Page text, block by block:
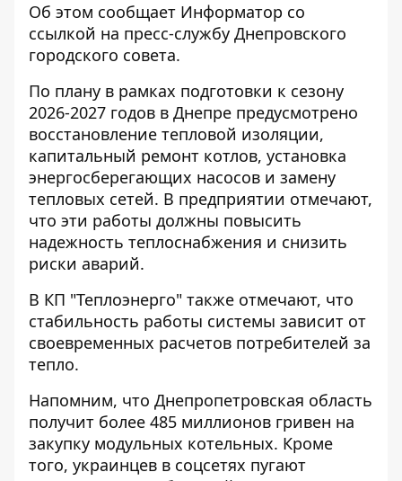
Об этом сообщает Информатор со
ссылкой на пресс-службу Днепровского
городского совета.
По плану в рамках подготовки к сезону
2026-2027 годов в Днепре предусмотрено
восстановление тепловой изоляции,
капитальный ремонт котлов, установка
энергосберегающих насосов и замену
тепловых сетей. В предприятии отмечают,
что эти работы должны повысить
надежность теплоснабжения и снизить
риски аварий.
В КП "Теплоэнерго" также отмечают, что
стабильность работы системы зависит от
своевременных расчетов потребителей за
тепло.
Напомним, что Днепропетровская область
получит более 485 миллионов гривен на
закупку модульных котельных. Кроме
того, украинцев в соцсетях пугают